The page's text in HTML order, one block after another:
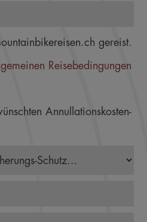
gereist.
Reisebedingungen
Annullationskosten-